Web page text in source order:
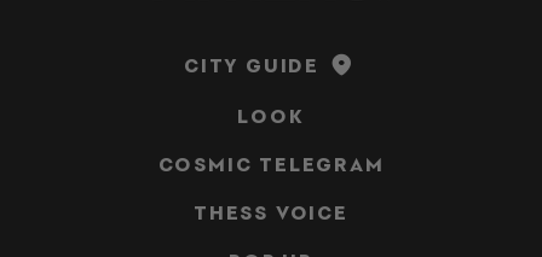
CITY GUIDE
LOOK
COSMIC TELEGRAM
THESS VOICE